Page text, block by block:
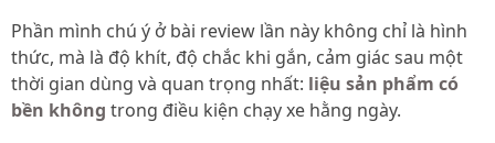
Phần mình chú ý ở bài review lần này không chỉ là hình
thức, mà là độ khít, độ chắc khi gắn, cảm giác sau một
thời gian dùng và quan trọng nhất: liệu sản phẩm có
bền không trong điều kiện chạy xe hằng ngày.